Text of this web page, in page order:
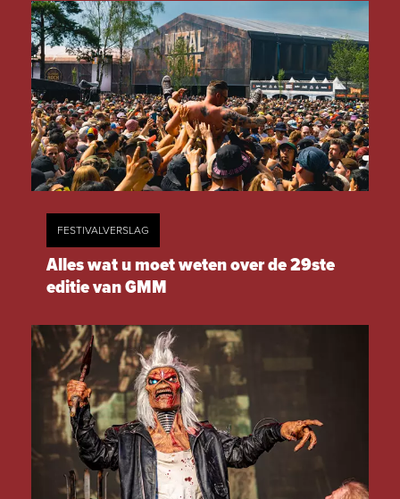
FESTIVALVERSLAG
Alles wat u moet weten over de 29ste
editie van GMM